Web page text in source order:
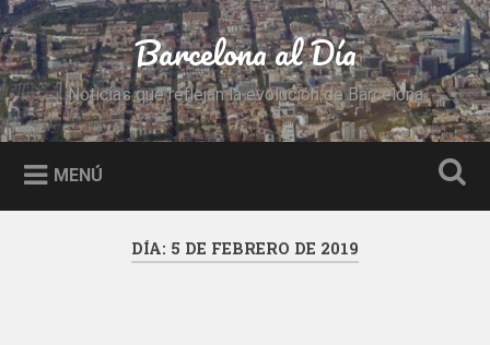
Saltar
al
contenido
Buscar Barcelona al Día
Noticias que reflejan la evolución de Barcelona
MENÚ
DÍA: 5 DE FEBRERO DE 2019